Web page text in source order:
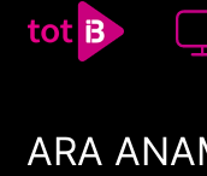
00:00
ARA